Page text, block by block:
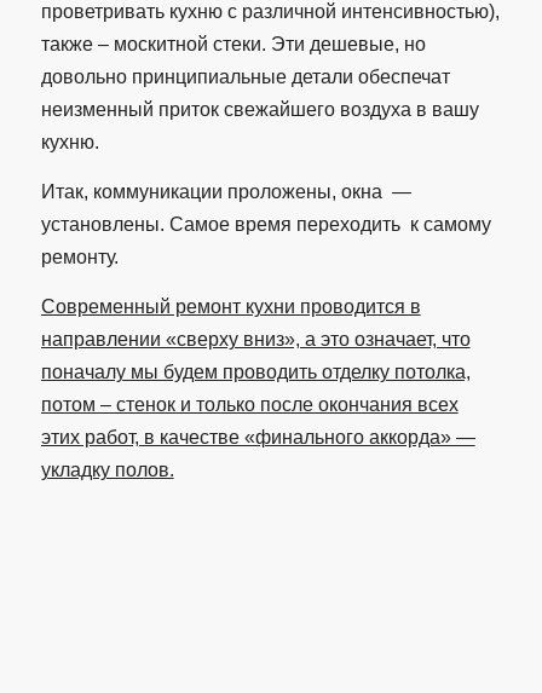
проветривать кухню с различной интенсивностью),
также – москитной стеки. Эти дешевые, но
довольно принципиальные детали обеспечат
неизменный приток свежайшего воздуха в вашу
кухню.
Итак, коммуникации проложены, окна —
установлены. Самое время переходить к самому
ремонту.
Современный ремонт кухни проводится в
направлении «сверху вниз», а это означает, что
поначалу мы будем проводить отделку потолка,
потом – стенок и только после окончания всех
этих работ, в качестве «финального аккорда» —
укладку полов.